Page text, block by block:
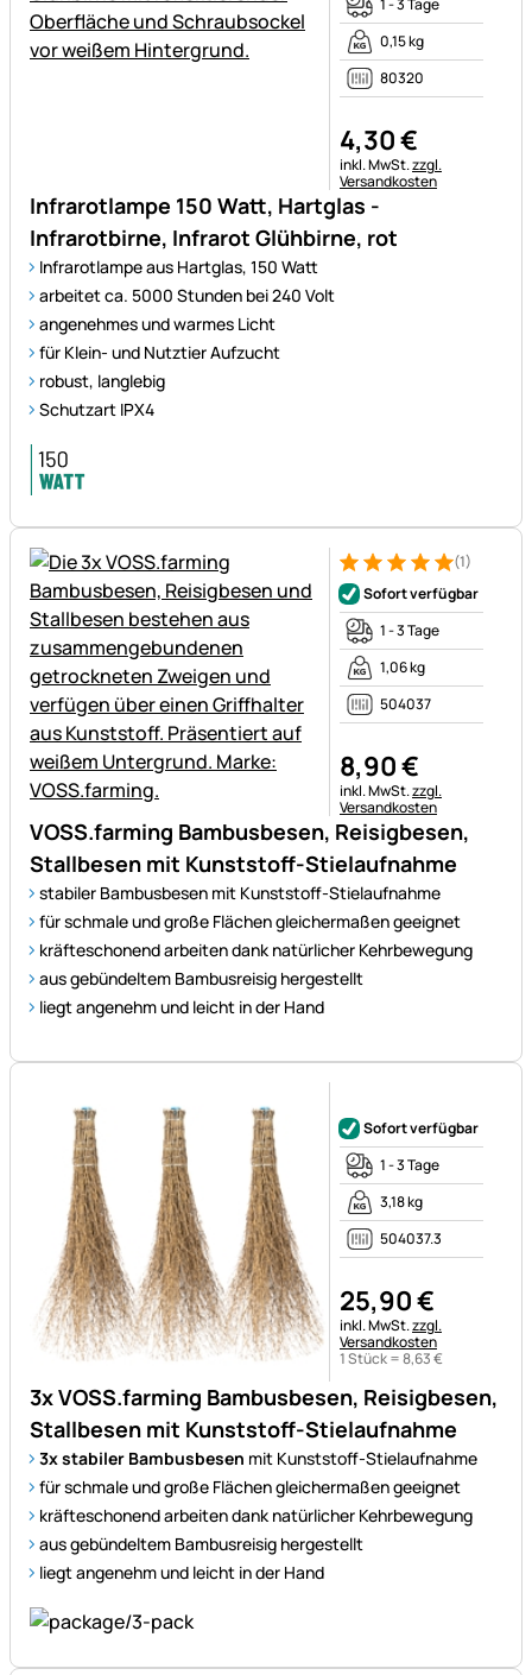
Infrarotlampe 150 Watt, Hartglas -
Infrarotbirne, Infrarot Glühbirne, rot
Infrarotlampe aus Hartglas, 150 Watt
arbeitet ca. 5000 Stunden bei 240 Volt
angenehmes und warmes Licht
für Klein- und Nutztier Aufzucht
robust, langlebig
Schutzart IPX4
1 - 3 Tage
0,15 kg
80320
4,30€
Steuerhinweis:
inkl. MwSt.zzgl.
Versandkosten
VOSS.farming Bambusbesen, Reisigbesen,
Stallbesen mit Kunststoff-Stielaufnahme
stabiler Bambusbesen mit Kunststoff-Stielaufnahme
für schmale und große Flächen gleichermaßen geeignet
kräfteschonend arbeiten dank natürlicher Kehrbewegung
aus gebündeltem Bambusreisig hergestellt
liegt angenehm und leicht in der Hand
Bewertung: 5 von 5 (1
1 Bewertung
(1)
Sofort verfügbar
1 - 3 Tage
1,06 kg
504037
8,90€
Steuerhinweis:
inkl. MwSt.zzgl.
Versandkosten
3x VOSS.farming Bambusbesen, Reisigbesen,
Stallbesen mit Kunststoff-Stielaufnahme
3x stabiler Bambusbesen mit Kunststoff-Stielaufnahme
für schmale und große Flächen gleichermaßen geeignet
kräfteschonend arbeiten dank natürlicher Kehrbewegung
aus gebündeltem Bambusreisig hergestellt
liegt angenehm und leicht in der Hand
Sofort verfügbar
1 - 3 Tage
3,18 kg
504037.3
25,90€
Steuerhinweis:
inkl. MwSt.zzgl.
Versandkosten
1 Stück =8,63€